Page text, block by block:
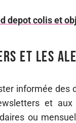
depot colis et
et les
informée des
et
ou